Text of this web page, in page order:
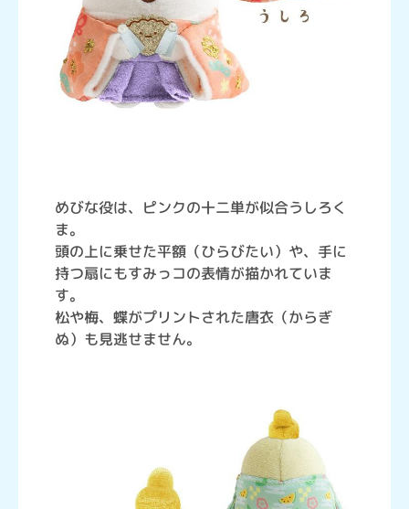
めびな役は、ピンクの十二単が似合うしろく
ま。
頭の上に乗せた平額（ひらびたい）や、手に
持つ扇にもすみっコの表情が描かれていま
す。
松や梅、蝶がプリントされた唐衣（からぎ
ぬ）も見逃せません。